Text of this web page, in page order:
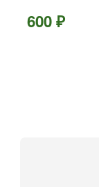
600 ₽